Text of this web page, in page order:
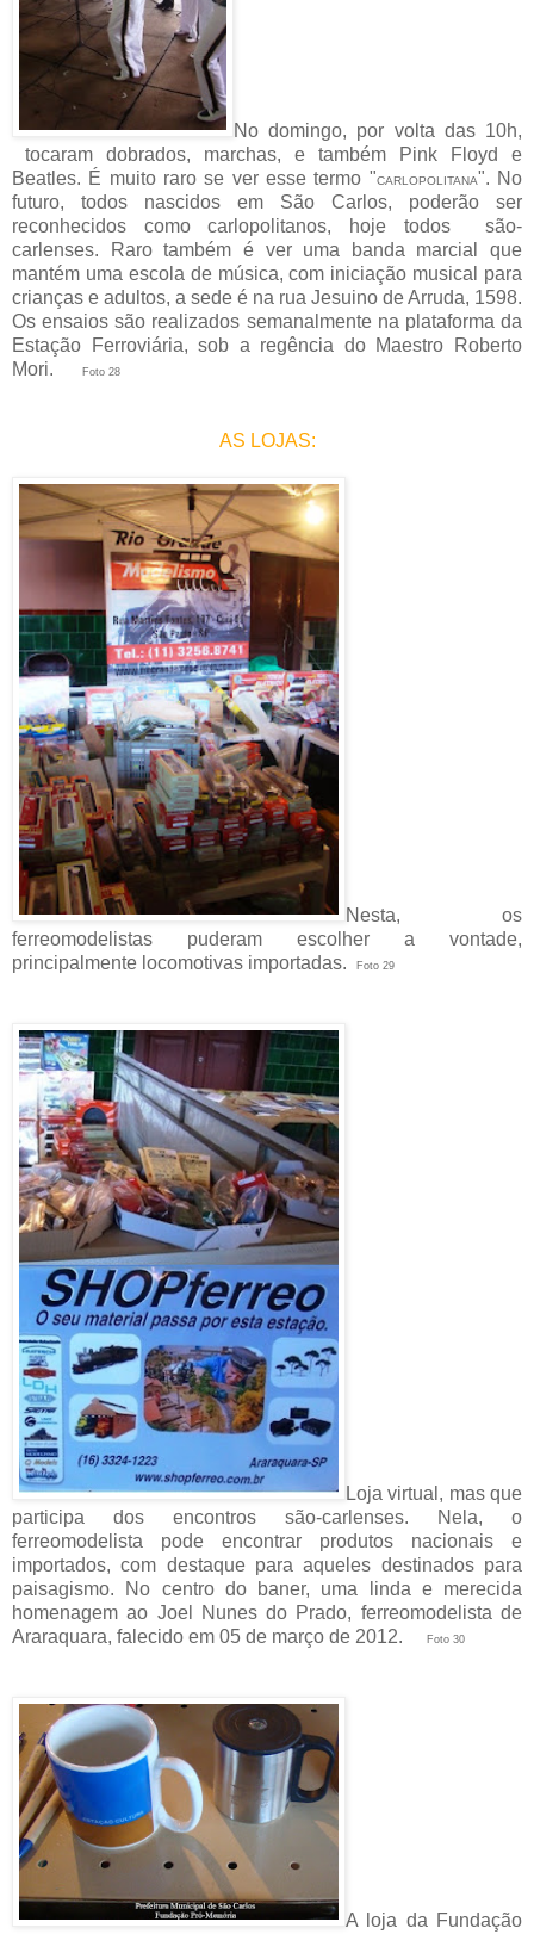
No domingo, por volta das 10h,
tocaram dobrados, marchas, e também Pink Floyd e
Beatles. É muito raro se ver esse termo "CARLOPOLITANA". No
futuro, todos nascidos em São Carlos, poderão ser
reconhecidos como carlopolitanos, hoje todos são-
carlenses. Raro também é ver uma banda marcial que
mantém uma escola de música, com iniciação musical para
crianças e adultos, a sede é na rua Jesuino de Arruda, 1598.
Os ensaios são realizados semanalmente na plataforma da
Estação Ferroviária, sob a regência do Maestro Roberto
Mori.
Foto 28
AS LOJAS:
Nesta, os
ferreomodelistas puderam escolher a vontade,
principalmente locomotivas importadas.
Foto 29
Loja virtual, mas que
participa dos encontros são-carlenses. Nela, o
ferreomodelista pode encontrar produtos nacionais e
importados, com destaque para aqueles destinados para
paisagismo. No centro do baner, uma linda e merecida
homenagem ao Joel Nunes do Prado, ferreomodelista de
Araraquara, falecido em 05 de março de 2012.
Foto 30
A loja da Fundação